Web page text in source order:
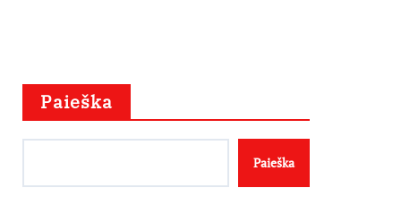
Paieška
Paieška